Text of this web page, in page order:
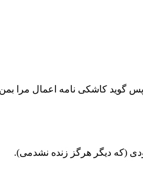
(كه ديگر هرگز زنده نشدمى).